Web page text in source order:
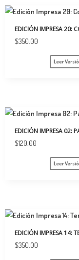
EDICIÓN IMPRESA 20:
$350.00
Leer
EDICIÓN IMPRESA 02:
$120.00
Leer
EDICIÓN IMPRESA 14:
$350.00